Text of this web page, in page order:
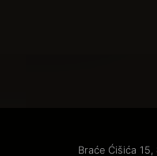
Braće Ćišića